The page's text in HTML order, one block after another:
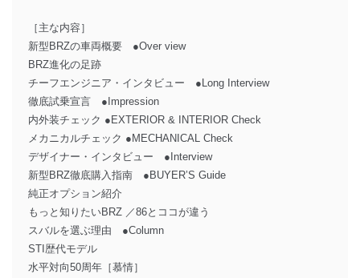
［主な内容］
新型BRZの車両概要 ●Over view
BRZ進化の足跡
チーフエンジニア・インタビュー ●Long Interview
徹底試乗宣言 ●Impression
内外装チェック ●EXTERIOR & INTERIOR Check
メカニカルチェック ●MECHANICAL Check
デザイナー・インタビュー ●Interview
新型BRZ徹底購入指南 ●BUYER’S Guide
純正オプション紹介
もっと知りたいBRZ ／86とココが違う
スバルを選ぶ理由 ●Column
STI歴代モデル
水平対向50周年［慕情］